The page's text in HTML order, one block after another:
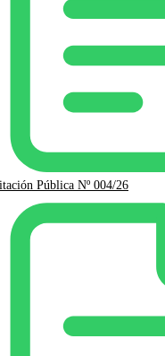
Pública Nº 004/26